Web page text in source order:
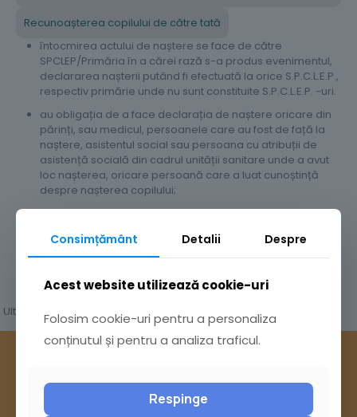
Recunoașterea copilului de către tată
întocmirea actului de naștere se face de către
SPCLEP/Primăria în a cărei rază s-a produs evenimentul,
declararea nașterii putând fi efectuată la orice S.P.C.L.E.P.,
respectiv primărie unde nu sunt constituite S.P.C.L.E.P. -uri.
au obligația de a face declarația de naștere oricare din
părinți, sau medicul, persoanele care au fost de față la
naștere, asistentul social sau persoana cu atribuții de
asistență socială din cadrul unității sanitare unde a avut
loc nașterea, oricare persoană care a luat cunoștință
despre nașterea copilului;
prenumele declarat la data înregistrării nașterii nu poate
Ultima modificare la data de 30 martie 2026
Consimțământ Detalii Despre
Acest website utilizează cookie-uri
Folosim cookie-uri pentru a personaliza
conținutul și pentru a analiza traficul.
Respinge